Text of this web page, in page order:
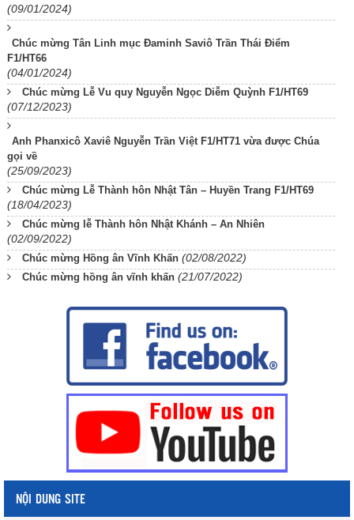
(09/01/2024)
Chúc mừng Tân Linh mục Đaminh Saviô Trần Thái Điểm
F1/HT66
(04/01/2024)
Chúc mừng Lễ Vu quy Nguyễn Ngọc Diễm Quỳnh F1/HT69
(07/12/2023)
Anh Phanxicô Xaviê Nguyễn Trần Việt F1/HT71 vừa được Chúa
gọi về
(25/09/2023)
Chúc mừng Lễ Thành hôn Nhật Tân – Huyền Trang F1/HT69
(18/04/2023)
Chúc mừng lễ Thành hôn Nhật Khánh – An Nhiên
(02/09/2022)
Chúc mừng Hồng ân Vĩnh Khấn (02/08/2022)
Chúc mừng hồng ân vĩnh khấn (21/07/2022)
NỘI DUNG SITE